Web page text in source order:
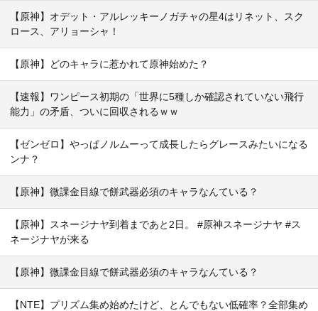
【原神】オデット・アルレッキーノガチャの星4はリネット、スク
ロース、アリョーシャ！
【原神】どのキャラに惹かれて原神始めた？
【速報】ワンピース初期の「世界に5種しか確認されていない飛行
能力」の矛盾、ついに回収されるｗｗ
【ゼンゼロ】やっぱノルムーって成長したらグレースみたいになる
ンナ？
【原神】微課金目線で餅武器必須のキャラなんている？
【原神】スネージナヤ到着まであと2日。 #原神スネージナヤ #ス
ネージナヤが来る
【原神】微課金目線で餅武器必須のキャラなんている？
【NTE】プリズム集め始めたけど、とんでもない低確率？全部集め